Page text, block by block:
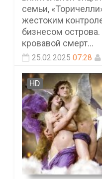
семьи,
жестоким
бизнесом
кровавой смерт...
25.02.2025 07:28
HD